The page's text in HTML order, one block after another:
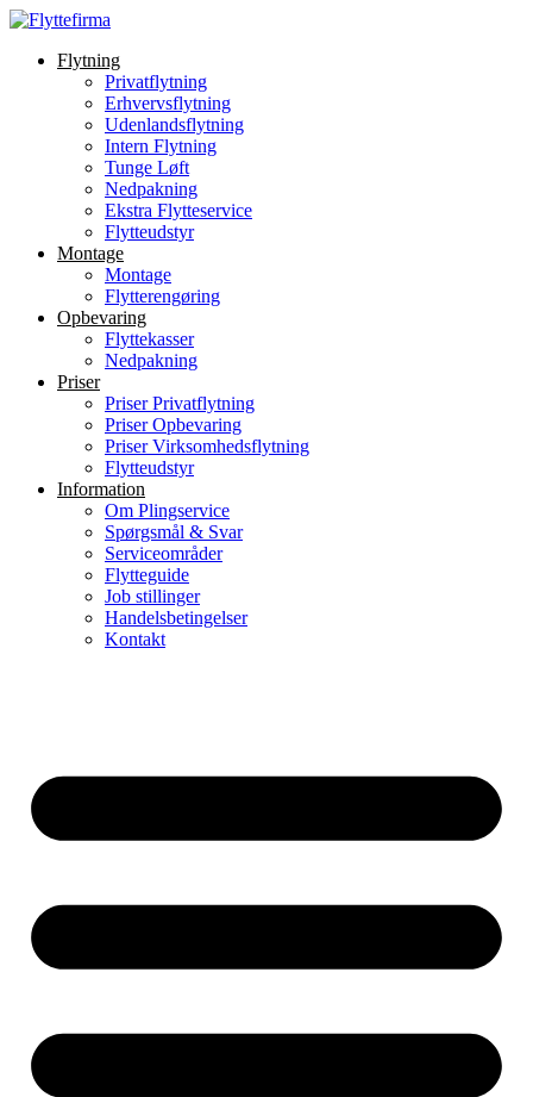
Videre
indholdFlytning
Privatflytning
Erhvervsflytning
Udenlandsflytning
Intern Flytning
Tunge Løft
Nedpakning
Ekstra Flytteservice
Flytteudstyr
Montage
Montage
Flytterengøring
Opbevaring
Flyttekasser
Nedpakning
Priser
Priser Privatflytning
Priser Opbevaring
Priser Virksomhedsflytning
Flytteudstyr
Information
Om Plingservice
Spørgsmål & Svar
Serviceområder
Flytteguide
Job stillinger
Handelsbetingelser
Kontakt